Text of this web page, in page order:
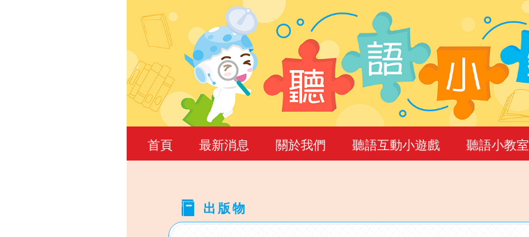
首頁 最新消息 關於我們 聽語互動小遊戲 聽語小教室
出版物